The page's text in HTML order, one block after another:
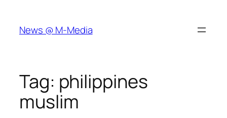
content
News @ M-Media
Tag: philippines
muslim